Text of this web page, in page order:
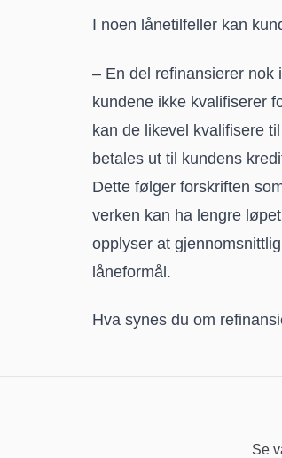
I noen lånetilfeller kan
– En del refinansierer nok
kundene ikke kvalifiserer
kan de likevel kvalifisere
betales ut til kundens
Dette følger forskriften
verken kan ha lengre
opplyser at
låneformål.
Hva synes du om
Se